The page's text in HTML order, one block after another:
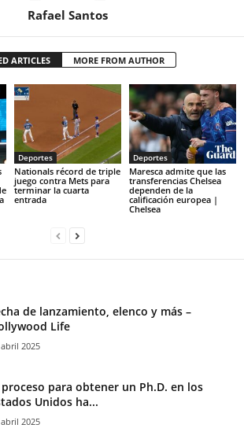
Rafael Santos
ARTICLES MORE FROM AUTHOR
Deportes
Nationals récord de triple
juego contra Mets para
terminar la cuarta
entrada
Deportes
Maresca admite que las
transferencias Chelsea
dependen de la
calificación europea |
Chelsea
de lanzamiento, elenco y más –
Life
2025
proceso para obtener un Ph.D. en los
Unidos ha...
2025